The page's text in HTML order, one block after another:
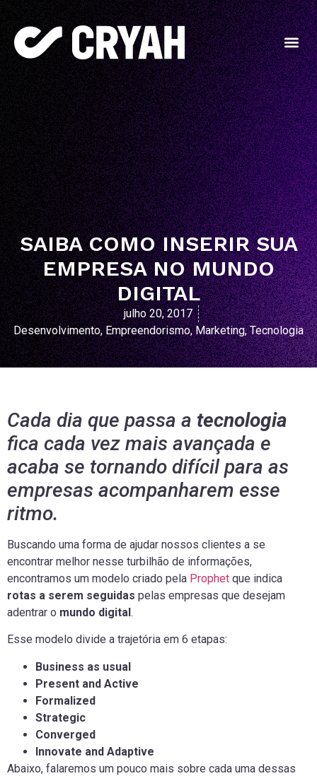
SAIBA COMO INSERIR SUA
EMPRESA NO MUNDO
DIGITAL
julho 20, 2017
Desenvolvimento,Empreendorismo,Marketing,Tecnologia
Cada dia que passa a tecnologia
fica cada vez mais avançada e
acaba se tornando difícil para as
empresas acompanharem esse
ritmo.
Buscando uma forma de ajudar nossos clientes a se
encontrar melhor nesse turbilhão de informações,
encontramos um modelo criado pela Prophet que indica
rotas a serem seguidas pelas empresas que desejam
adentrar o mundo digital.
Esse modelo divide a trajetória em 6 etapas:
Business as usual
Present and Active
Formalized
Strategic
Converged
Innovate and Adaptive
Abaixo, falaremos um pouco mais sobre cada uma dessas